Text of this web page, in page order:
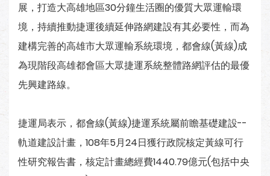
展，打造大高雄地區30分鐘生活圈的優質大眾運輸環
境，持續推動捷運後續延伸路網建設有其必要性，而為
建構完善的高雄市大眾運輸系統環境，都會線(黃線)成
為現階段高雄都會區大眾捷運系統整體路網評估的最優
先興建路線。
捷運局表示，都會線(黃線)捷運系統屬前瞻基礎建設--
軌道建設計畫，108年5月24日獲行政院核定黃線可行
性研究報告書，核定計畫總經費1440.79億元(包括中央